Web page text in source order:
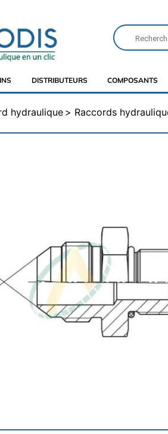
DISTRIBUTEURS COMPOSANTS
hydraulique Raccords